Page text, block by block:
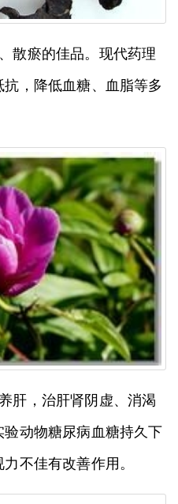
散瘀的佳品。现代药理
，降低血糖、血脂等多
肝，治肝肾阴虚、消渴
动物糖尿病血糖持久下
不佳有改善作用。